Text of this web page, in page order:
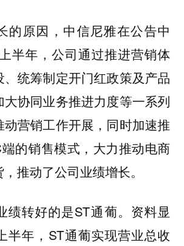
的原因，中信尼雅在公告中
半年，公司通过推进营销体
、统筹制定开门红政策及产品
协同业务推进力度等一系列
营销工作开展，同时加速推
的销售模式，大力推动电商
推动了公司业绩增长。
绩转好的是ST通葡。资料显
半年，ST通葡实现营业总收